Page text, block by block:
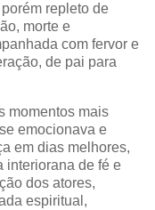
repleto de
morte e
com fervor e
de pai para
momentos mais
emocionava e
em dias melhores,
interiorana de fé e
dos atores,
espiritual,